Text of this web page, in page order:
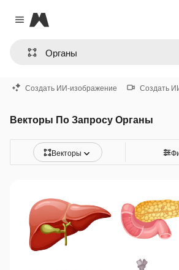
Close menu
Magnific
Создать ИИ-изображение Создать
Векторы По Запросу Органы
Векторы